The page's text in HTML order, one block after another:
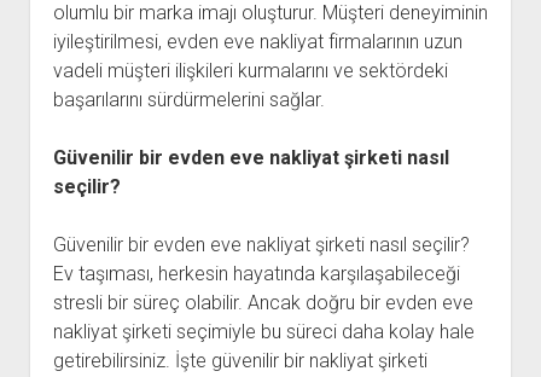
olumlu bir marka imajı oluşturur. Müşteri deneyiminin
iyileştirilmesi, evden eve nakliyat firmalarının uzun
vadeli müşteri ilişkileri kurmalarını ve sektördeki
başarılarını sürdürmelerini sağlar.
Güvenilir bir evden eve nakliyat şirketi nasıl
seçilir?
Güvenilir bir evden eve nakliyat şirketi nasıl seçilir?
Ev taşıması, herkesin hayatında karşılaşabileceği
stresli bir süreç olabilir. Ancak doğru bir evden eve
nakliyat şirketi seçimiyle bu süreci daha kolay hale
getirebilirsiniz. İşte güvenilir bir nakliyat şirketi